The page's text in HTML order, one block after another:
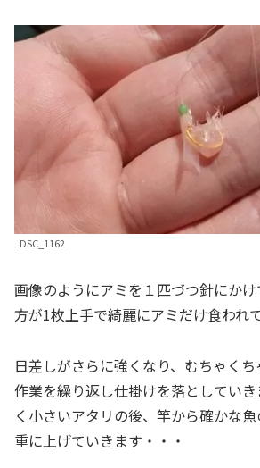
DSC_1162
画像のようにアミを１匹づつ針にか
方が1枚上手で綺麗にアミだけ食われ
日差しがさらに強くなり、むちゃく
作業を繰り返し仕掛けを落としてい
く小さいアタリの後、竿から確かな
重に上げていきます・・・